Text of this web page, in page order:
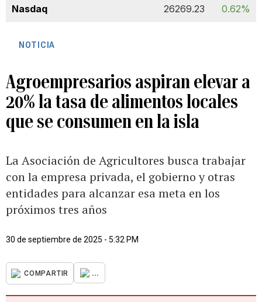
Nasdaq
26269.23 0.62%
NOTICIA
Agroempresarios aspiran elevar a
20% la tasa de alimentos locales
que se consumen en la isla
La Asociación de Agricultores busca trabajar
con la empresa privada, el gobierno y otras
entidades para alcanzar esa meta en los
próximos tres años
30 de septiembre de 2025 - 5:32 PM
COMPARTIR ...